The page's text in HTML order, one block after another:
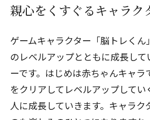
親心をくすぐるキャラク
ゲームキャラクター「脳トレく
のレベルアップとともに成長して
ーです。はじめは赤ちゃんキャラ
をクリアしてレベルアップしてい
人に成長していきます。キャラク